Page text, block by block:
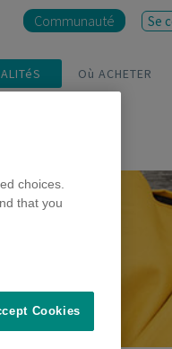
Où ACHETER
Communauté Se
choices.
that you
Cookies